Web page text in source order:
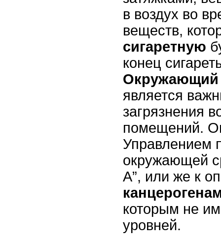
в воздух во
веществ,
сигаретную
конец
является
загрязнения
помещений.
Управлением
окружающей
А”, или же к
которым не
уровней.